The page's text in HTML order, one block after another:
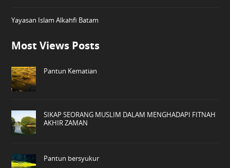
Yayasan Islam Alkahfi Batam
Most Views Posts
Pantun Kematian
SIKAP SEORANG MUSLIM DALAM MENGHADAPI FITNAH
AKHIR ZAMAN
Pantun bersyukur